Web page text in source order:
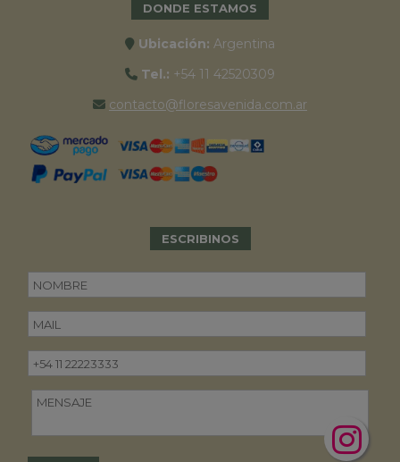
DONDE ESTAMOS
Ubicación: Argentina
Tel.: +54 11 42520309
contacto@floresavenida.com.ar
ESCRIBINOS